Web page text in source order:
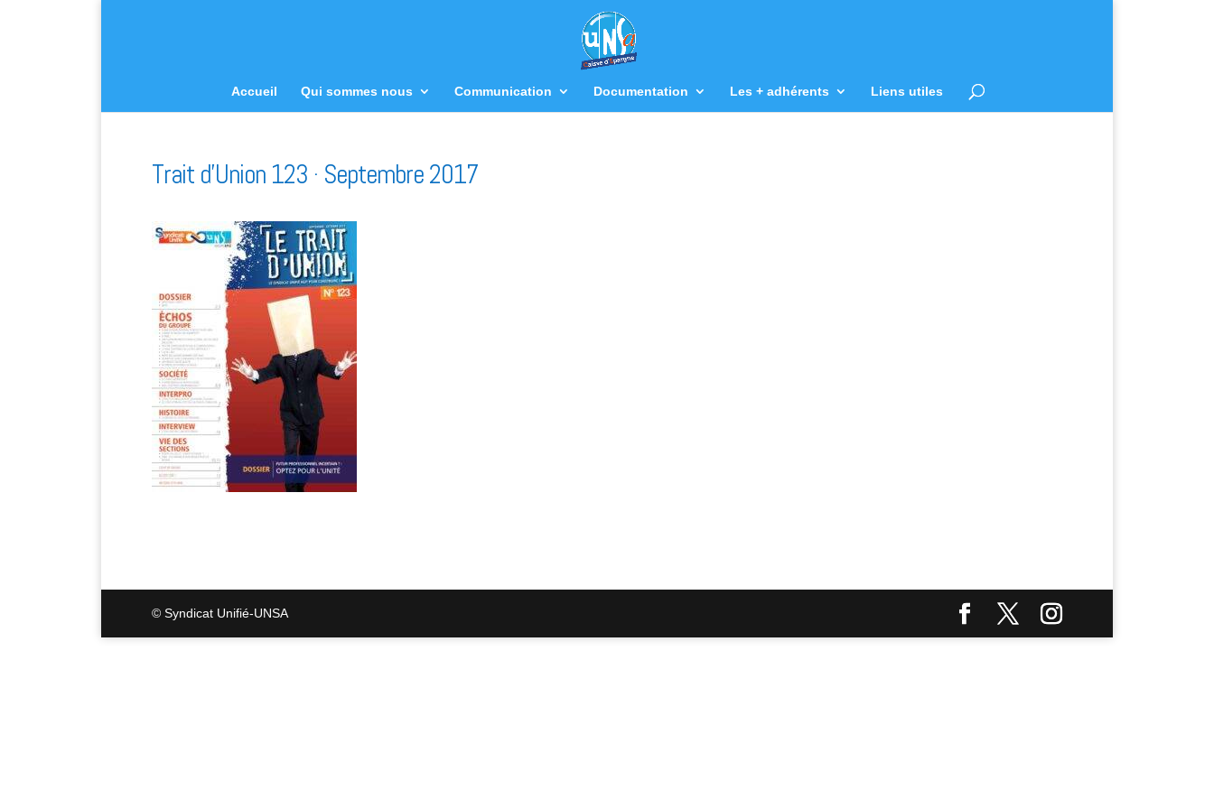
Accueil Qui sommes nous Communication Documentation Les + adhérents Liens utiles
Trait d’Union 123 · Septembre 2017
© Syndicat Unifié-UNSA